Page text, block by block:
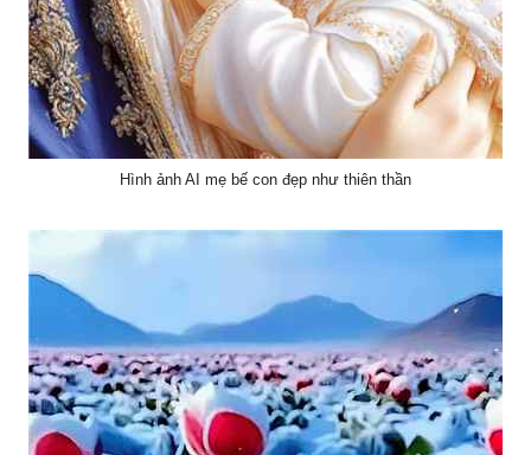
Hình ảnh AI mẹ bế con đẹp như thiên thần